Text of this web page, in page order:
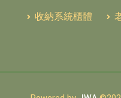
收納系統櫃體